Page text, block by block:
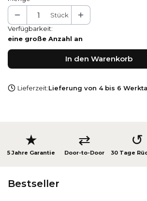
Stück
Verfügbarkeit:
eine große Anzahl an
In den Warenkorb
Lieferzeit:Lieferung von 4 bis 6
★
5 Jahre Garantie
⇄
Door-to-Door
↺
30 Tage
Bestseller